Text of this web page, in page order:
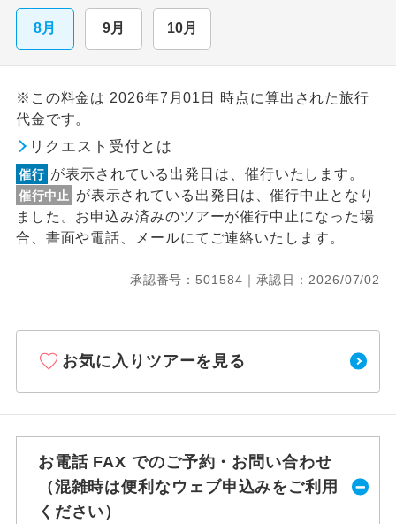
8月 9月 10月
※この料金は 2026年7月01日 時点に算出された旅行
代金です。
リクエスト受付とは
催行 が表示されている出発日は、催行いたします。
催行中止
が表示されている出発日は、催行中止となり
ました。お申込み済みのツアーが催行中止になった場
合、書面や電話、メールにてご連絡いたします。
承認番号：501584｜承認日：2026/07/02
お気に入りツアーを見る
お電話 FAX でのご予約・お問い合わせ
（混雑時は便利なウェブ申込みをご利用
ください）